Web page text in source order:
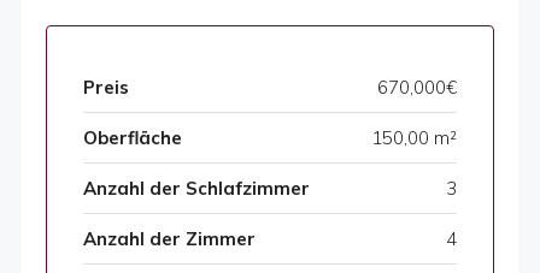
Preis 670,000€
Oberfläche 150,00 m²
Anzahl der Schlafzimmer 3
Anzahl der Zimmer 4